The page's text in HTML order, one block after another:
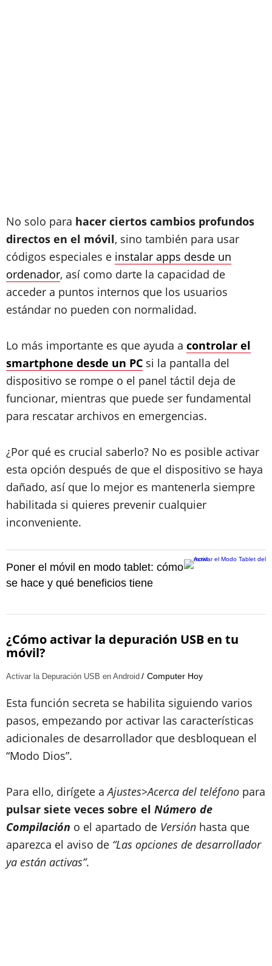
No solo para hacer ciertos cambios profundos
directos en el móvil, sino también para usar
códigos especiales e instalar apps desde un
ordenador, así como darte la capacidad de
acceder a puntos internos que los usuarios
estándar no pueden con normalidad.
Lo más importante es que ayuda a controlar el
smartphone desde un PC si la pantalla del
dispositivo se rompe o el panel táctil deja de
funcionar, mientras que puede ser fundamental
para rescatar archivos en emergencias.
¿Por qué es crucial saberlo? No es posible activar
esta opción después de que el dispositivo se haya
dañado, así que lo mejor es mantenerla siempre
habilitada si quieres prevenir cualquier
inconveniente.
Poner el móvil en modo tablet: cómo
se hace y qué beneficios tiene
¿Cómo activar la depuración USB en tu
móvil?
Activar la Depuración USB en Android Computer Hoy
Esta función secreta se habilita siguiendo varios
pasos, empezando por activar las características
adicionales de desarrollador que desbloquean el
“Modo Dios”.
Para ello, dirígete aAjustes>Acerca del teléfono para
pulsar siete veces sobre el Número de
Compilación o el apartado de Versión hasta que
aparezca el aviso de “Las opciones de desarrollador
ya están activas”.